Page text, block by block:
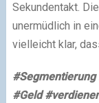
Sekundentakt.
unermüdlich in
vielleicht klar,
#Geld